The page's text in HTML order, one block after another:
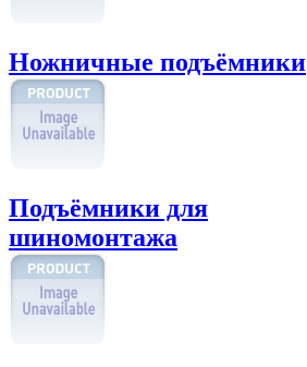
Ножничные подъёмники
Подъёмники для
шиномонтажа